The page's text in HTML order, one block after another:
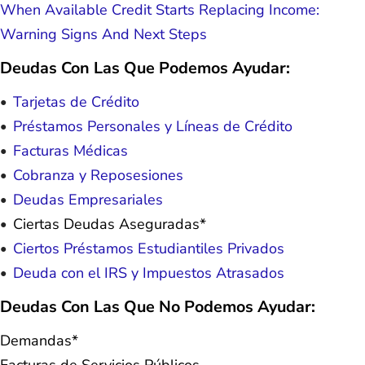
When Available Credit Starts Replacing Income:
Warning Signs And Next Steps
Deudas Con Las Que Podemos Ayudar:
Tarjetas de Crédito
Préstamos Personales y Líneas de Crédito
Facturas Médicas
Cobranza y Reposesiones
Deudas Empresariales
Ciertas Deudas Aseguradas*
Ciertos Préstamos Estudiantiles Privados
Deuda con el IRS y Impuestos Atrasados
Deudas Con Las Que No Podemos Ayudar:
Demandas*